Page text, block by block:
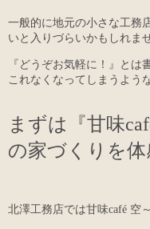
一般的に地元の小さな工務
いと入りづらいかもしれま
『どうぞお気軽に！』とは
これなくなってしまうよう
まずは『甘味
の家づくりを
北澤工務店では甘味café 空